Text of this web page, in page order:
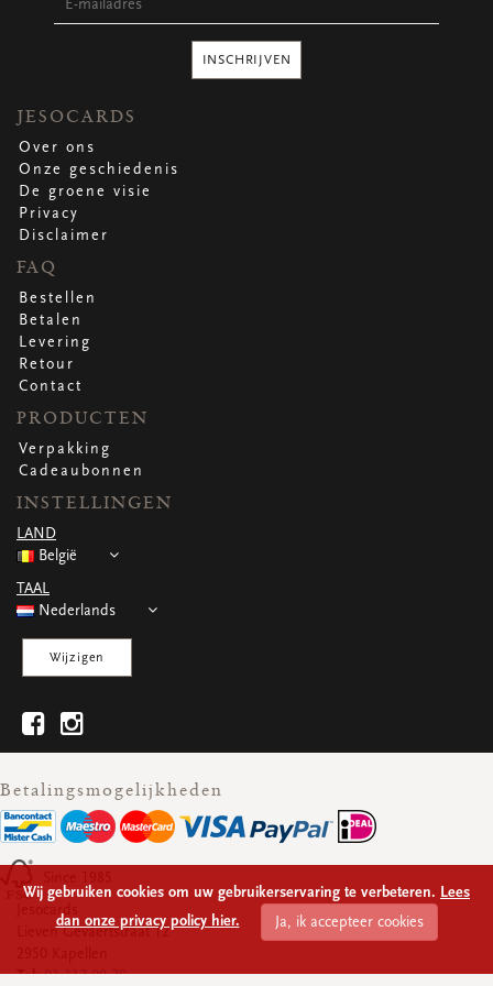
bekijk alle
bekijk alle
bekijk alle
bekijk alle
VERPAKKING
Verpakking op rol
bekijk alle
Hoezen
bekijk alle
Flowerbag
bekijk alle
Draagtassen
bekijk alle
Omslagen
bekijk alle
Promo's
bekijk alle
WENSKAARTEN
Vierkante wenskaartjes
Langwerpige wenskaartjes
Rechthoekige wenskaartjes
Wenskaarten
INSCHRIJVEN
JESOCARDS
Over ons
Onze geschiedenis
De groene visie
Privacy
Disclaimer
FAQ
Bestellen
Betalen
Levering
Retour
Contact
PRODUCTEN
Verpakking
Cadeaubonnen
INSTELLINGEN
LAND
België
TAAL
Nederlands
Wijzigen
Betalingsmogelijkheden
Jesocards
Lieven Gevaertstraat 12
Tel: 03 317 09 70
Wij gebruiken cookies om uw gebruikerservaring te verbeteren. Lees
dan onze privacy policy hier.
Ja, ik accepteer cookies